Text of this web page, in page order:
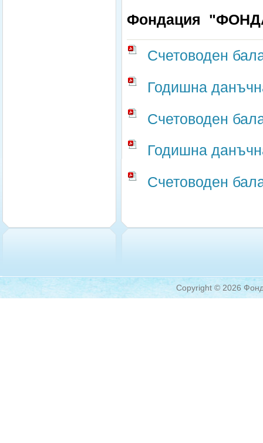
Фондация
Счетоводен
Годишна
Счетоводен
Годишна
Счетоводен
Copyright © 2026